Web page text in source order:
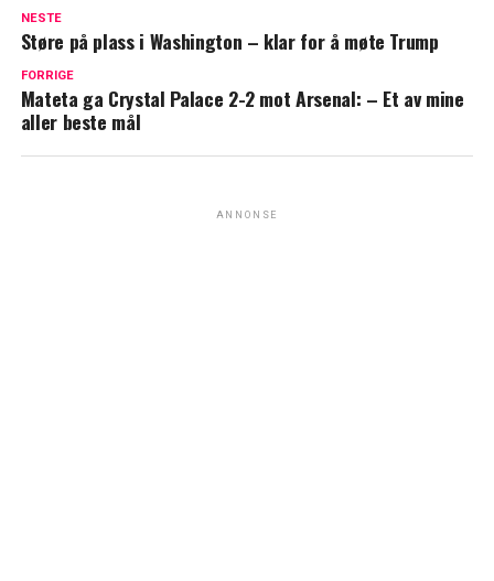
NESTE
Støre på plass i Washington – klar for å møte Trump
FORRIGE
Mateta ga Crystal Palace 2-2 mot Arsenal: – Et av mine
aller beste mål
ANNONSE